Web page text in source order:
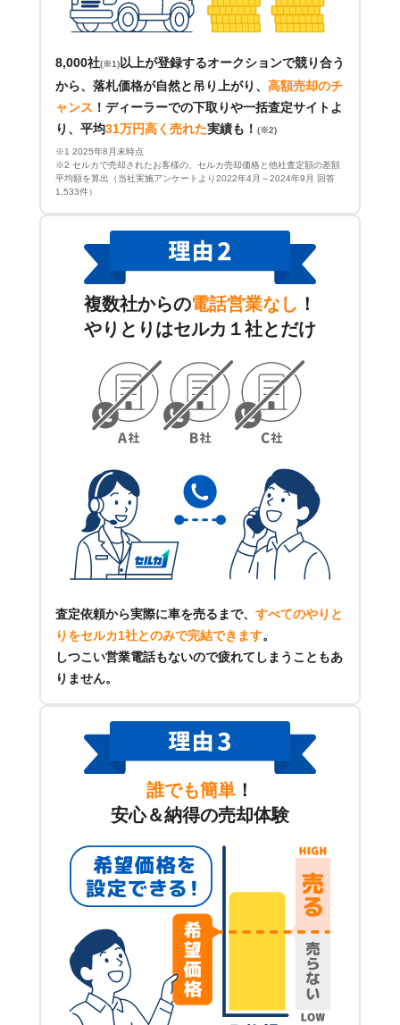
8,000社(※1) 以上が登録するオークションで競り合う
から、落札価格が自然と吊り上がり、 高額売却のチ
ャンス ！ ディーラーでの下取りや一括査定サイトよ
り、平均31万円高く売れた実績も！ (※2)
※1 2025年8月末時点
※2 セルカで売却されたお客様の、セルカ売却価格と他社査定額の差額
平均額を算出（当社実施アンケートより2022年4月～2024年9月 回答
1,533件）
複数社からの電話営業なし ！
やりとりはセルカ１社とだけ
査定依頼から実際に車を売るまで、 すべてのやりと
りをセルカ1社とのみで完結できます。
しつこい営業電話もないので疲れてしまうこともあ
りません。
誰でも簡単 ！
安心＆納得の売却体験